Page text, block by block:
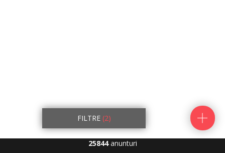
FILTRE (2)
25844anunturi